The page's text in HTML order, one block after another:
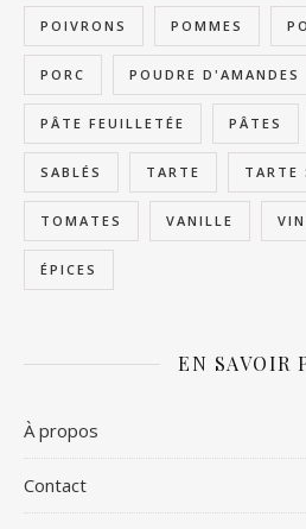
POIVRONS POMMES
PORC POUDRE D'AMANDES
PÂTE FEUILLETÉE PÂTES
SABLÉS TARTE TARTE
TOMATES VANILLE
ÉPICES
EN SAVOIR
À propos
Contact